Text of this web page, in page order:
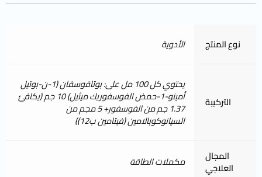
نوع المنتج الأدوية
التركيبة
يحتوي كل 100 مل على: بوتافوسفان (1-ن-بوتيل
أمينو-1-حمض الفوسفوريك ميثيل) 10 جم (يكافئ
1.37 جم من الفوسفور+ 5 مجم من
السيانوكوبالامين (فيتامين ب12))
المجال
العلاجي مكملات الطاقة